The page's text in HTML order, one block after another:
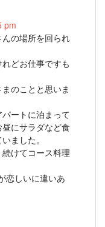
pm
の場所を回られ
どお仕事ですも
のことと思いま
ートに泊まって
にサラダなど食
ました。
けてコース料理
恋しいに違いあ